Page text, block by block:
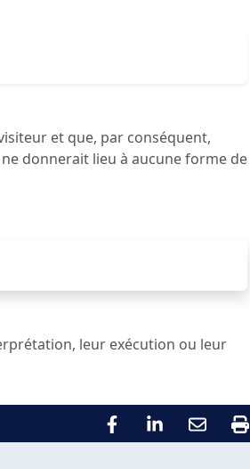
et que, par conséquent,
donnerait lieu à aucune forme de
leur exécution ou leur